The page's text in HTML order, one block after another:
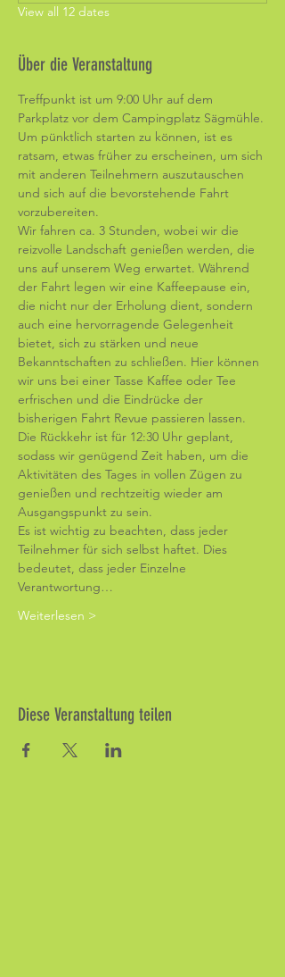
View all 12 dates
Über die Veranstaltung
Treffpunkt ist um 9:00 Uhr auf dem
Parkplatz vor dem Campingplatz Sägmühle.
Um pünktlich starten zu können, ist es
ratsam, etwas früher zu erscheinen, um sich
mit anderen Teilnehmern auszutauschen
und sich auf die bevorstehende Fahrt
vorzubereiten.
Wir fahren ca. 3 Stunden, wobei wir die
reizvolle Landschaft genießen werden, die
uns auf unserem Weg erwartet. Während
der Fahrt legen wir eine Kaffeepause ein,
die nicht nur der Erholung dient, sondern
auch eine hervorragende Gelegenheit
bietet, sich zu stärken und neue
Bekanntschaften zu schließen. Hier können
wir uns bei einer Tasse Kaffee oder Tee
erfrischen und die Eindrücke der
bisherigen Fahrt Revue passieren lassen.
Die Rückkehr ist für 12:30 Uhr geplant,
sodass wir genügend Zeit haben, um die
Aktivitäten des Tages in vollen Zügen zu
genießen und rechtzeitig wieder am
Ausgangspunkt zu sein.
Es ist wichtig zu beachten, dass jeder
Teilnehmer für sich selbst haftet. Dies
bedeutet, dass jeder Einzelne
Verantwortung…
Weiterlesen >
Diese Veranstaltung teilen